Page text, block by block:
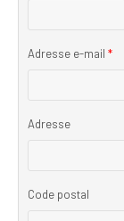
Adresse e-mail *
Adresse
Code postal